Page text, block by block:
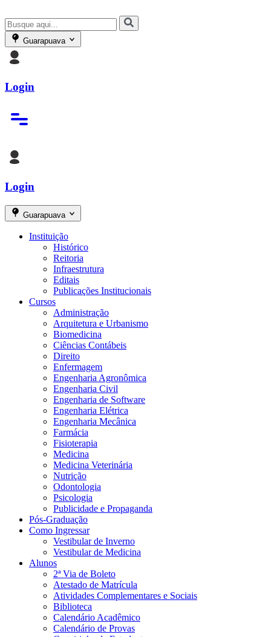
Guarapuava
Login
Login
Guarapuava
Instituição
Histórico
Reitoria
Infraestrutura
Editais
Publicações Institucionais
Cursos
Administração
Arquitetura e Urbanismo
Biomedicina
Ciências Contábeis
Direito
Enfermagem
Engenharia Agronômica
Engenharia Civil
Engenharia de Software
Engenharia Elétrica
Engenharia Mecânica
Farmácia
Fisioterapia
Medicina
Medicina Veterinária
Nutrição
Odontologia
Psicologia
Publicidade e Propaganda
Pós-Graduação
Como Ingressar
Vestibular de Inverno
Vestibular de Medicina
Alunos
2ª Via de Boleto
Atestado de Matrícula
Atividades Complementares e Sociais
Biblioteca
Calendário Acadêmico
Calendário de Provas